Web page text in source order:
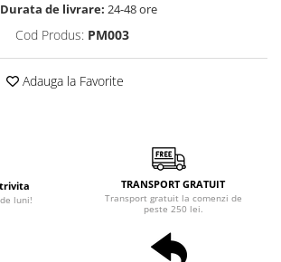
Durata de livrare: 24-48 ore
Cod Produs: PM003
Adauga la Favorite
luni!
TRANSPORT GRATUIT
Transport gratuit la comenzi de
peste 250 lei.